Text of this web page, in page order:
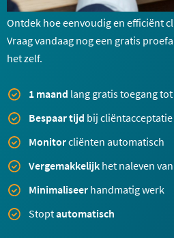
Ontdek hoe eenvoudig en efficiënt
Vraag vandaag nog een gratis
het zelf.
1 maand lang gratis toegang tot
Bespaar tijd bij cliëntacceptatie
Monitorcliënten automatisch
Vergemakkelijk het naleven
Minimaliseer handmatig werk
Stoptautomatisch